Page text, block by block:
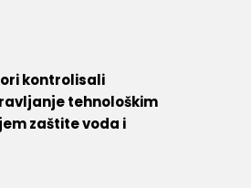
kontrolisali
tehnološkim
zaštite voda i